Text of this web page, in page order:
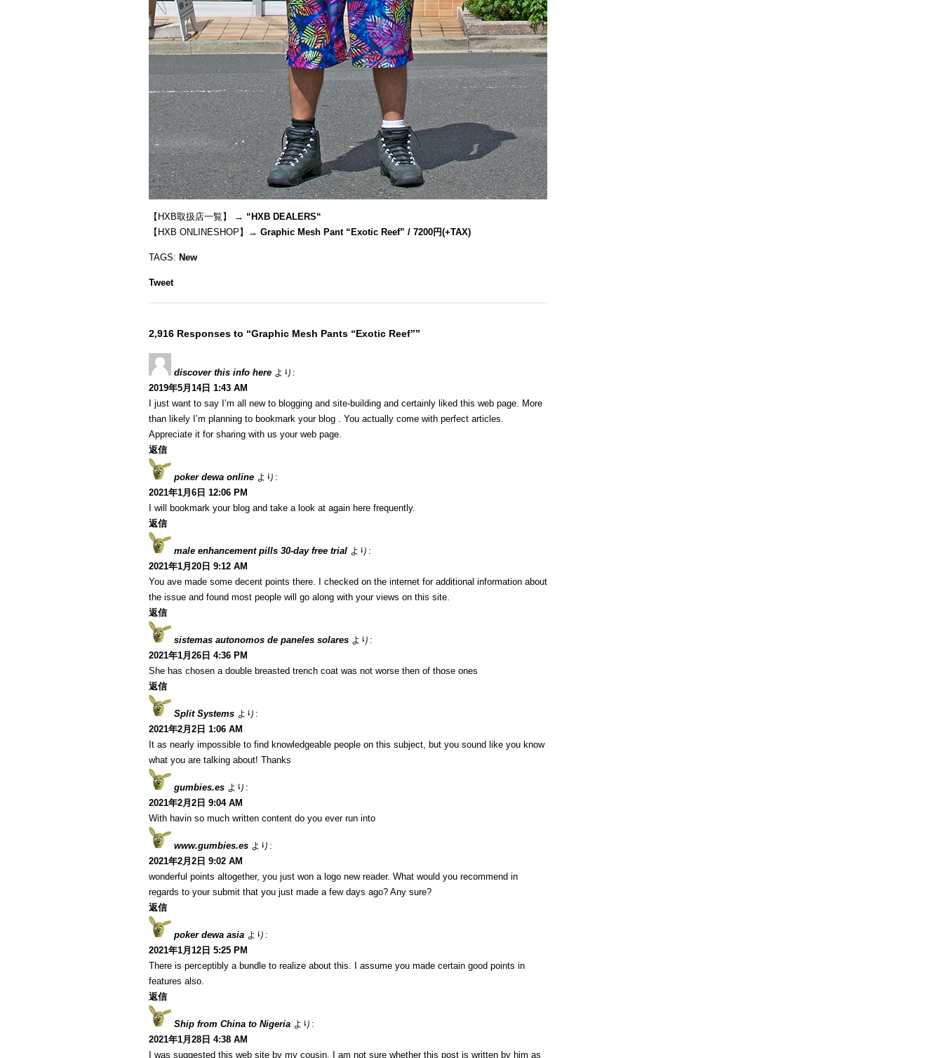
【HXB取扱店一覧】 → “ HXB DEALERS“
【HXB ONLINESHOP】→ Graphic Mesh Pant “Exotic Reef” / 7200円(+TAX)
TAGS: New
Tweet
2,916 Responses to “Graphic Mesh Pants “Exotic Reef””
discover this info here より:
2019年5月14日 1:43 AM
I just want to say I’m all new to blogging and site-building and certainly liked this web page. More
than likely I’m planning to bookmark your blog . You actually come with perfect articles.
Appreciate it for sharing with us your web page.
返信
poker dewa online より:
2021年1月6日 12:06 PM
I will bookmark your blog and take a look at again here frequently.
返信
male enhancement pills 30-day free trial より:
2021年1月20日 9:12 AM
You ave made some decent points there. I checked on the internet for additional information about
the issue and found most people will go along with your views on this site.
返信
sistemas autonomos de paneles solares より:
2021年1月26日 4:36 PM
She has chosen a double breasted trench coat was not worse then of those ones
返信
Split Systems より:
2021年2月2日 1:06 AM
It as nearly impossible to find knowledgeable people on this subject, but you sound like you know
what you are talking about! Thanks
gumbies.es より:
2021年2月2日 9:04 AM
With havin so much written content do you ever run into
www.gumbies.es より:
2021年2月2日 9:02 AM
wonderful points altogether, you just won a logo new reader. What would you recommend in
regards to your submit that you just made a few days ago? Any sure?
返信
poker dewa asia より:
2021年1月12日 5:25 PM
There is perceptibly a bundle to realize about this. I assume you made certain good points in
features also.
返信
Ship from China to Nigeria より:
2021年1月28日 4:38 AM
I was suggested this web site by my cousin. I am not sure whether this post is written by him as